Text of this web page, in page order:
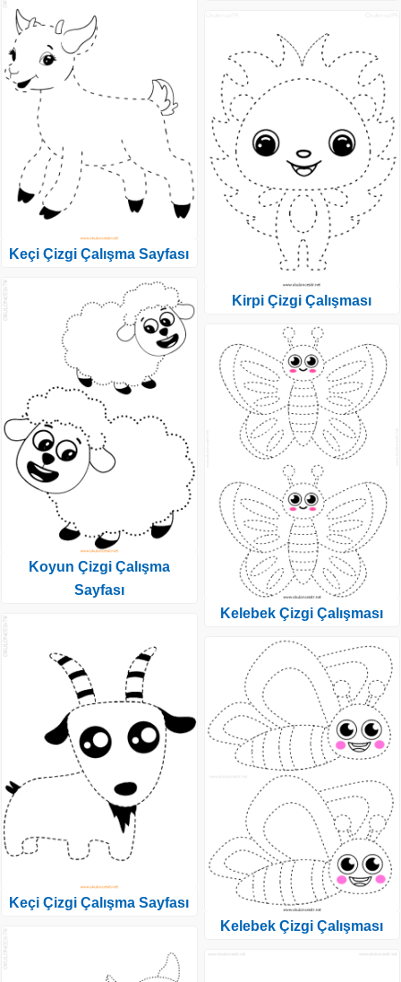
Keçi Çizgi Çalışma Sayfası
Koyun Çizgi Çalışma
Sayfası
Keçi Çizgi Çalışma Sayfası
Kirpi Çizgi Çalışması
Kelebek Çizgi Çalışması
Kelebek Çizgi Çalışması